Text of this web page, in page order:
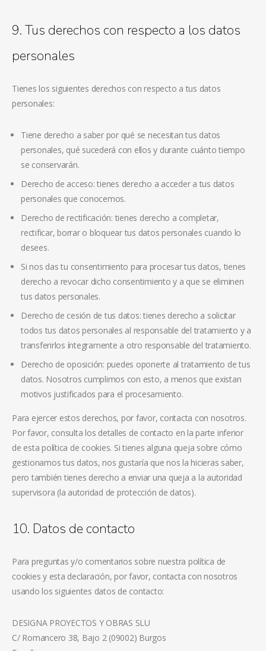
9. Tus derechos con respecto a los datos
personales
Tienes los siguientes derechos con respecto a tus datos
personales:
Tiene derecho a saber por qué se necesitan tus datos
personales, qué sucederá con ellos y durante cuánto tiempo
se conservarán.
Derecho de acceso: tienes derecho a acceder a tus datos
personales que conocemos.
Derecho de rectificación: tienes derecho a completar,
rectificar, borrar o bloquear tus datos personales cuando lo
desees.
Si nos das tu consentimiento para procesar tus datos, tienes
derecho a revocar dicho consentimiento y a que se eliminen
tus datos personales.
Derecho de cesión de tus datos: tienes derecho a solicitar
todos tus datos personales al responsable del tratamiento y a
transferirlos íntegramente a otro responsable del tratamiento.
Derecho de oposición: puedes oponerte al tratamiento de tus
datos. Nosotros cumplimos con esto, a menos que existan
motivos justificados para el procesamiento.
Para ejercer estos derechos, por favor, contacta con nosotros.
Por favor, consulta los detalles de contacto en la parte inferior
de esta política de cookies. Si tienes alguna queja sobre cómo
gestionamos tus datos, nos gustaría que nos la hicieras saber,
pero también tienes derecho a enviar una queja a la autoridad
supervisora (la autoridad de protección de datos).
10. Datos de contacto
Para preguntas y/o comentarios sobre nuestra política de
cookies y esta declaración, por favor, contacta con nosotros
usando los siguientes datos de contacto:
DESIGNA PROYECTOS Y OBRAS SLU
C/ Romancero 38, Bajo 2 (09002) Burgos